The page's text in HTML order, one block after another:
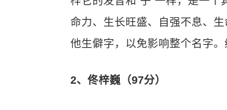
命力、生长旺盛、自强不息、
他生僻字，以免影响整个名字。
2、佟梓巍（97分）